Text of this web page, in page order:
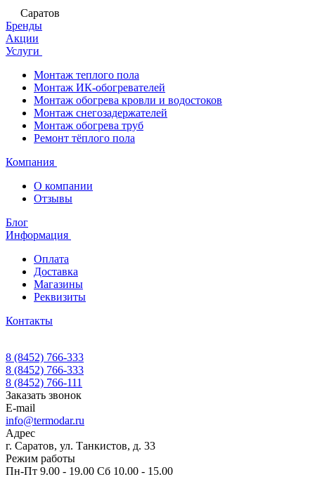
Саратов
Бренды
Акции
Услуги
Монтаж теплого пола
Монтаж ИК-обогревателей
Монтаж обогрева кровли и водостоков
Монтаж снегозадержателей
Монтаж обогрева труб
Ремонт тёплого пола
Компания
О компании
Отзывы
Блог
Информация
Оплата
Доставка
Магазины
Реквизиты
Контакты
8 (8452) 766-333
8 (8452) 766-333
8 (8452) 766-111
Заказать звонок
E-mail
info@termodar.ru
Адрес
г. Саратов, ул. Танкистов, д. 33
Режим работы
Пн-Пт 9.00 - 19.00 Сб 10.00 - 15.00